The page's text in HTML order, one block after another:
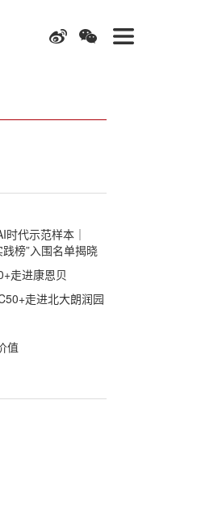
代示范样本｜
榜”入围名单揭晓
走进康恩贝
走进北大朗润园
值